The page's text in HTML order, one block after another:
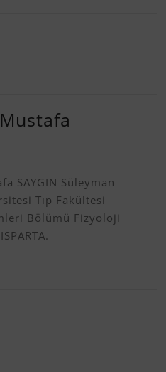
SAYGIN Süleyman
Tıp Fakültesi
Bölümü Fizyoloji